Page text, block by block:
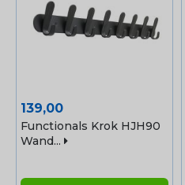
Prijs
139,00
Functionals Krok HJH90
Wand...